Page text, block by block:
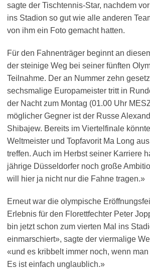
sagte der Tischtennis-Star, nachdem
ins Stadion so gut wie alle anderen
von ihm ein Foto gemacht hatten.
Für den Fahnenträger beginnt an
der steinige Weg bei seiner fünften
Teilnahme. Der an Nummer zehn
sechsmalige Europameister tritt in
der Nacht zum Montag (01.00 Uhr
möglicher Gegner ist der Russe
Shibajew. Bereits im Viertelfinale
Weltmeister und Topfavorit Ma Long
treffen. Auch im Herbst seiner Karriere
jährige Düsseldorfer noch große
will hier ja nicht nur die Fahne tragen.»
Erneut war die olympische
Erlebnis für den Florettfechter Peter
bin jetzt schon zum vierten Mal ins
einmarschiert», sagte der viermalige
«und es kribbelt immer noch, wenn man
Es ist einfach unglaublich.»